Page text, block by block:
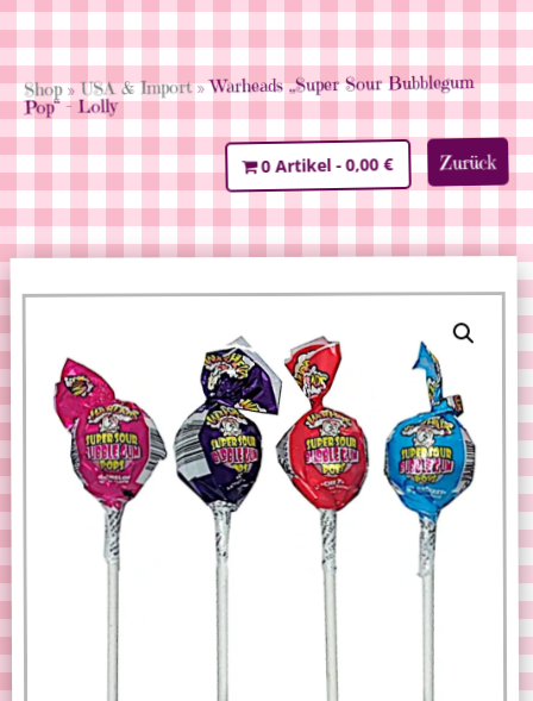
Shop»USA & Import» Warheads „Super Sour Bubblegum
Pop“ – Lolly
Zurück
0 Artikel 0,00 €